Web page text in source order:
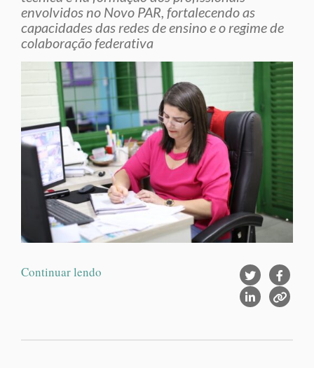
envolvidos no Novo PAR, fortalecendo as
capacidades das redes de ensino e o regime de
colaboração federativa
Continuar lendo